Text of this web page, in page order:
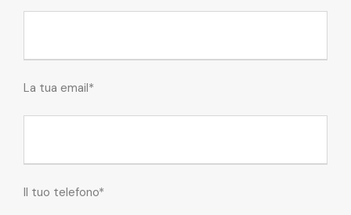
La tua email*
Il tuo telefono*